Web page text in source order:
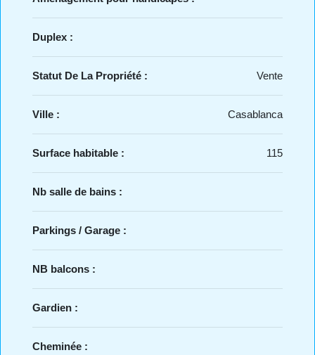
Duplex :
Statut De La Propriété : Vente
Ville : Casablanca
Surface habitable : 115
Nb salle de bains :
Parkings / Garage :
NB balcons :
Gardien :
Cheminée :